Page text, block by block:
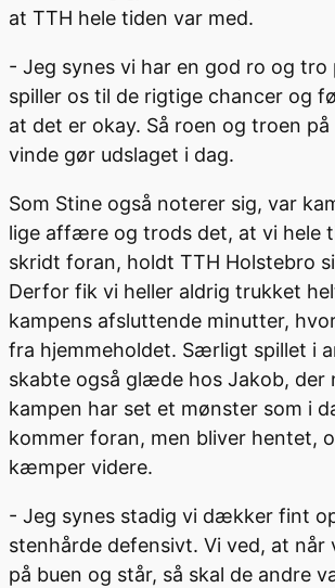
at TTH hele tiden var med.
- Jeg synes vi har en god ro og tro
spiller os til de rigtige chancer og
at det er okay. Så roen og troen
vinde gør udslaget i dag.
Som Stine også noterer sig, var
lige affære og trods det, at vi hele
skridt foran, holdt TTH Holstebro
Derfor fik vi heller aldrig trukket
kampens afsluttende minutter,
fra hjemmeholdet. Særligt spillet i
skabte også glæde hos Jakob, der
kampen har set et mønster som i
kommer foran, men bliver hentet,
kæmper videre.
- Jeg synes stadig vi dækker fint
stenhårde defensivt. Vi ved, at når
på buen og står, så skal de andre